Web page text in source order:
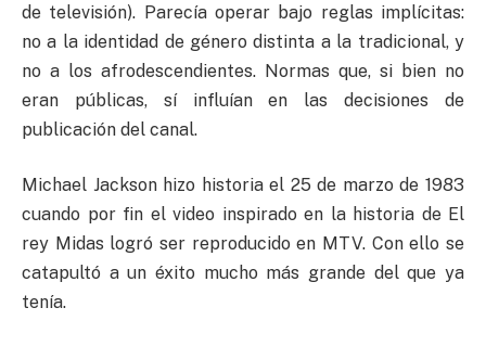
de televisión). Parecía operar bajo reglas implícitas:
no a la identidad de género distinta a la tradicional, y
no a los afrodescendientes. Normas que, si bien no
eran públicas, sí influían en las decisiones de
publicación del canal.
Michael Jackson hizo historia el 25 de marzo de 1983
cuando por fin el video inspirado en la historia de El
rey Midas logró ser reproducido en MTV. Con ello se
catapultó a un éxito mucho más grande del que ya
tenía.